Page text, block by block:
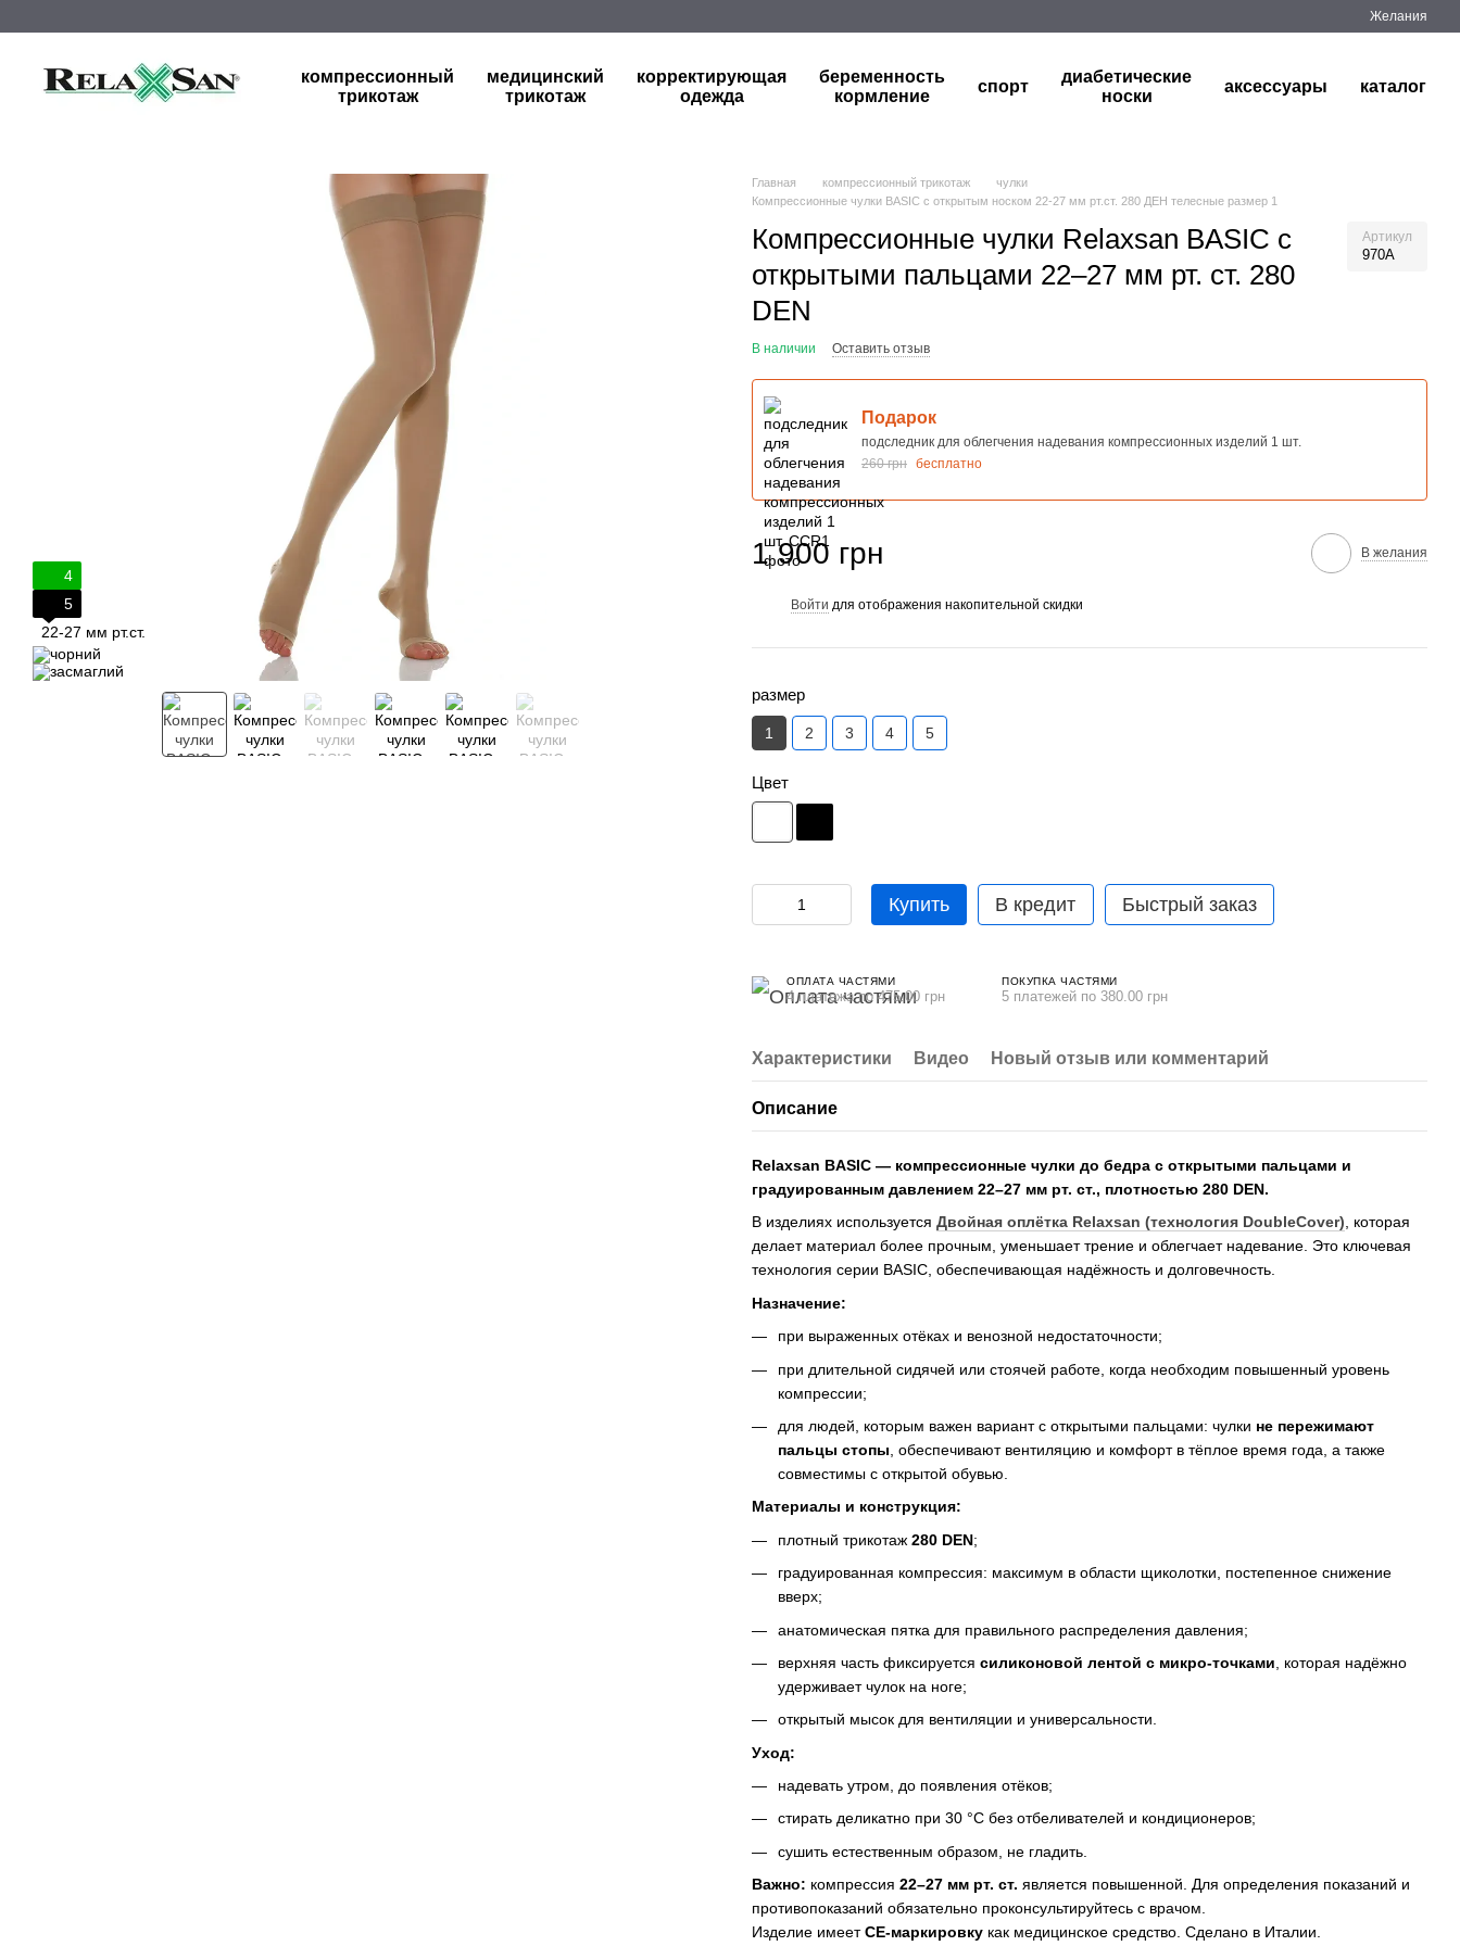
Желания
компрессионный
трикотаж
медицинский
трикотаж
корректирующая
одежда
беременность
кормление
спорт
диабетические
носки
аксессуары каталог
4
5
22-27 мм рт.ст.
Главная компрессионный трикотаж
чулки
Компрессионные чулки BASIC с открытым носком 22-27 мм рт.ст. 280 ДЕН телесные размер 1
Компрессионные чулки Relaxsan BASIC с
открытыми пальцами 22–27 мм рт. ст. 280
DEN
Артикул
970A
В наличии Оставить отзыв
Подарок
подследник для облегчения надевания компрессионных изделий 1 шт.
260 грн бесплатно
1 900 грн В желания
Войти для отображения накопительной скидки
размер
1 2 3 4 5
Цвет
Купить В кредит Быстрый заказ
ОПЛАТА ЧАСТЯМИ
4 платежа по 475.00 грн
ПОКУПКА ЧАСТЯМИ
5 платежей по 380.00 грн
Характеристики Видео Новый отзыв или комментарий
Описание
Relaxsan BASIC — компрессионные чулки до бедра с открытыми пальцами и
градуированным давлением 22–27 мм рт. ст., плотностью 280 DEN.
В изделиях используется Двойная оплётка Relaxsan (технология DoubleCover), которая
делает материал более прочным, уменьшает трение и облегчает надевание. Это ключевая
технология серии BASIC, обеспечивающая надёжность и долговечность.
Назначение:
при выраженных отёках и венозной недостаточности;
при длительной сидячей или стоячей работе, когда необходим повышенный уровень
компрессии;
для людей, которым важен вариант с открытыми пальцами: чулки не пережимают
пальцы стопы , обеспечивают вентиляцию и комфорт в тёплое время года, а также
совместимы с открытой обувью.
Материалы и конструкция:
плотный трикотаж 280 DEN;
градуированная компрессия: максимум в области щиколотки, постепенное снижение
вверх;
анатомическая пятка для правильного распределения давления;
верхняя часть фиксируется силиконовой лентой с микро-точками , которая надёжно
удерживает чулок на ноге;
открытый мысок для вентиляции и универсальности.
Уход:
надевать утром, до появления отёков;
стирать деликатно при 30 °C без отбеливателей и кондиционеров;
сушить естественным образом, не гладить.
Важно: компрессия 22–27 мм рт. ст. является повышенной. Для определения показаний и
противопоказаний обязательно проконсультируйтесь с врачом.
Изделие имеетCE-маркировку как медицинское средство. Сделано в Италии.